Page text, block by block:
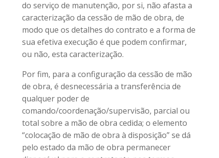
do serviço de manutenção, por si, não afasta a
caracterização da cessão de mão de obra, de
modo que os detalhes do contrato e a forma de
sua efetiva execução é que podem confirmar,
ou não, esta caracterização.
Por fim, para a configuração da cessão de mão
de obra, é desnecessária a transferência de
qualquer poder de
comando/coordenação/supervisão, parcial ou
total sobre a mão de obra cedida; o elemento
“colocação de mão de obra à disposição” se dá
pelo estado da mão de obra permanecer